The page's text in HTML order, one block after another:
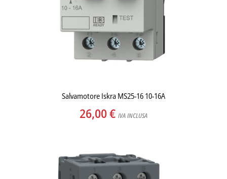
Salvamotore Iskra MS25-16 10-16A
26,00€ IVA INCLUSA